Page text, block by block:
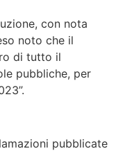
con nota
noto che il
di tutto il
pubbliche, per
pubblicate